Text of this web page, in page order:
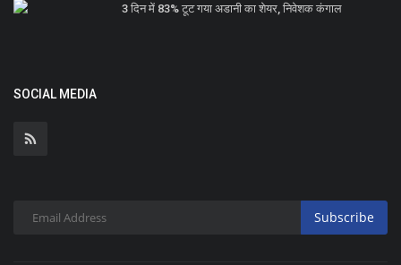
3 दिन में 83% टूट गया अडानी का शेयर, निवेशक कंगाल
SOCIAL MEDIA
Subscribe